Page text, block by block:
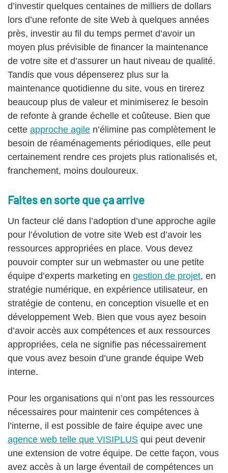
d’investir quelques centaines de milliers de dollars
lors d’une refonte de site Web à quelques années
près, investir au fil du temps permet d’avoir un
moyen plus prévisible de financer la maintenance
de votre site et d’assurer un haut niveau de qualité.
Tandis que vous dépenserez plus sur la
maintenance quotidienne du site, vous en tirerez
beaucoup plus de valeur et minimiserez le besoin
de refonte à grande échelle et coûteuse. Bien que
cette approche agile n’élimine pas complètement le
besoin de réaménagements périodiques, elle peut
certainement rendre ces projets plus rationalisés et,
franchement, moins douloureux.
Faites en sorte que ça arrive
Un facteur clé dans l’adoption d’une approche agile
pour l’évolution de votre site Web est d’avoir les
ressources appropriées en place. Vous devez
pouvoir compter sur un webmaster ou une petite
équipe d’experts marketing en gestion de projet, en
stratégie numérique, en expérience utilisateur, en
stratégie de contenu, en conception visuelle et en
développement Web. Bien que vous ayez besoin
d’avoir accès aux compétences et aux ressources
appropriées, cela ne signifie pas nécessairement
que vous avez besoin d’une grande équipe Web
interne.
Pour les organisations qui n’ont pas les ressources
nécessaires pour maintenir ces compétences à
l’interne, il est possible de faire équipe avec une
agence web telle que VISIPLUS qui peut devenir
une extension de votre équipe. De cette façon, vous
avez accès à un large éventail de compétences un